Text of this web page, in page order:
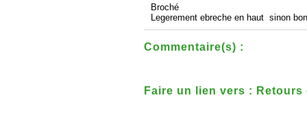
Broché
Legerement ebreche en haut sinon
Commentaire(s) :
Faire un lien vers : Retours